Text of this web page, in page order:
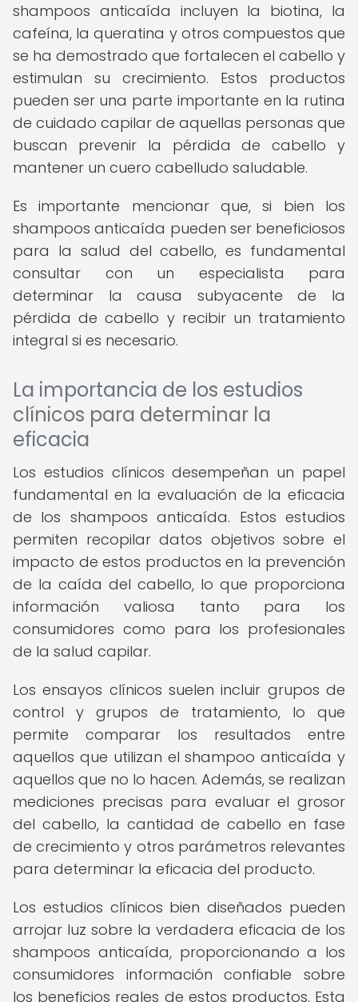
shampoos anticaída incluyen la biotina, la
cafeína, la queratina y otros compuestos que
se ha demostrado que fortalecen el cabello y
estimulan su crecimiento. Estos productos
pueden ser una parte importante en la rutina
de cuidado capilar de aquellas personas que
buscan prevenir la pérdida de cabello y
mantener un cuero cabelludo saludable.
Es importante mencionar que, si bien los
shampoos anticaída pueden ser beneficiosos
para la salud del cabello, es fundamental
consultar con un especialista para
determinar la causa subyacente de la
pérdida de cabello y recibir un tratamiento
integral si es necesario.
La importancia de los estudios
clínicos para determinar la
eficacia
Los estudios clínicos desempeñan un papel
fundamental en la evaluación de la eficacia
de los shampoos anticaída. Estos estudios
permiten recopilar datos objetivos sobre el
impacto de estos productos en la prevención
de la caída del cabello, lo que proporciona
información valiosa tanto para los
consumidores como para los profesionales
de la salud capilar.
Los ensayos clínicos suelen incluir grupos de
control y grupos de tratamiento, lo que
permite comparar los resultados entre
aquellos que utilizan el shampoo anticaída y
aquellos que no lo hacen. Además, se realizan
mediciones precisas para evaluar el grosor
del cabello, la cantidad de cabello en fase
de crecimiento y otros parámetros relevantes
para determinar la eficacia del producto.
Los estudios clínicos bien diseñados pueden
arrojar luz sobre la verdadera eficacia de los
shampoos anticaída, proporcionando a los
consumidores información confiable sobre
los beneficios reales de estos productos. Esta